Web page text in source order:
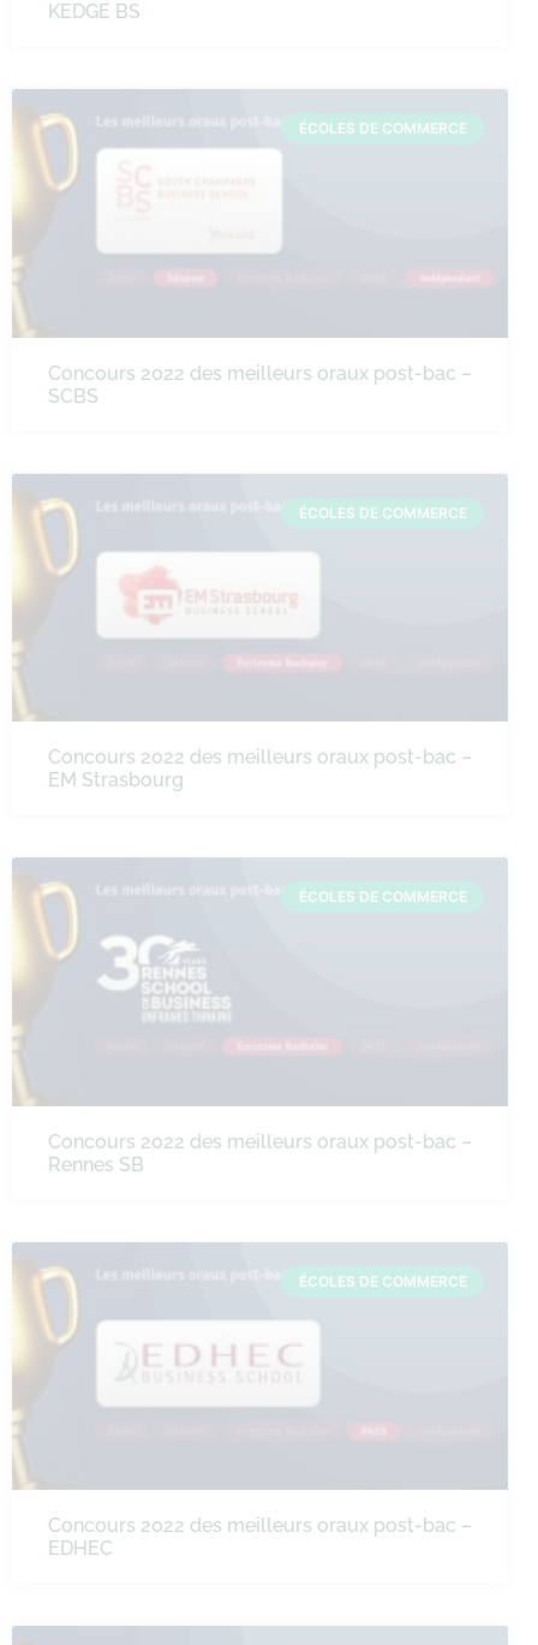
KEDGE BS
ÉCOLES DE COMMERCE
Concours 2022 des meilleurs oraux post-bac –
SCBS
ÉCOLES DE COMMERCE
Concours 2022 des meilleurs oraux post-bac –
EM Strasbourg
ÉCOLES DE COMMERCE
Concours 2022 des meilleurs oraux post-bac –
Rennes SB
ÉCOLES DE COMMERCE
Concours 2022 des meilleurs oraux post-bac –
EDHEC